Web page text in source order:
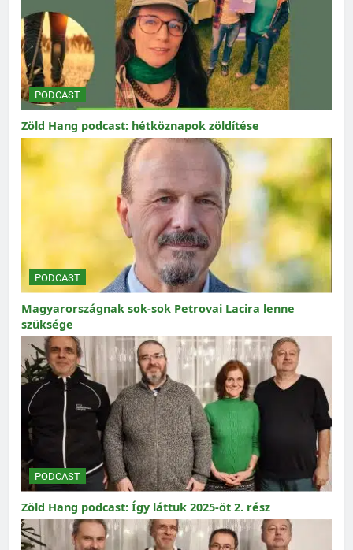
PODCAST
Zöld Hang podcast: hétköznapok zöldítése
PODCAST
Magyarországnak sok-sok Petrovai Lacira lenne
szüksége
PODCAST
Zöld Hang podcast: Így láttuk 2025-öt 2. rész